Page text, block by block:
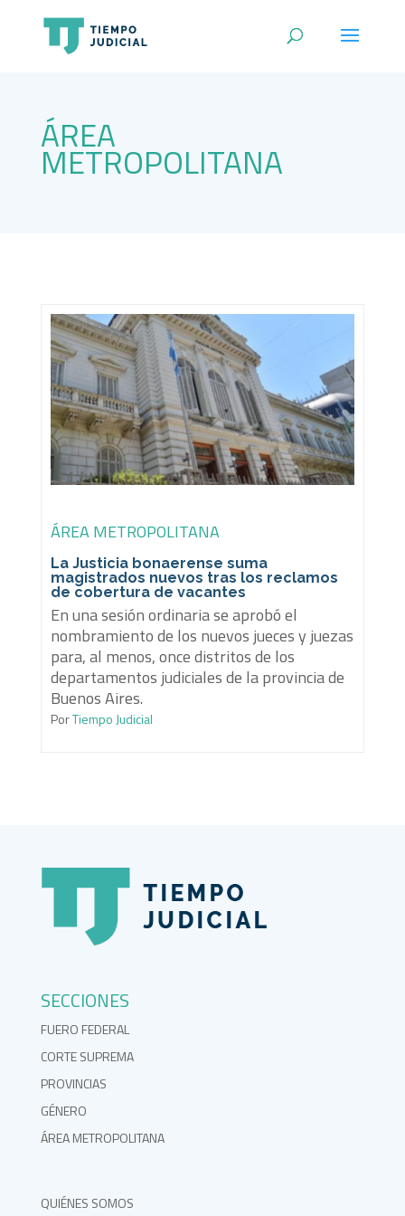
ÁREA
METROPOLITANA
ÁREA METROPOLITANA
La Justicia bonaerense suma
magistrados nuevos tras los reclamos
de cobertura de vacantes
En una sesión ordinaria se aprobó el
nombramiento de los nuevos jueces y juezas
para, al menos, once distritos de los
departamentos judiciales de la provincia de
Buenos Aires.
PorTiempo Judicial
SECCIONES
FUERO FEDERAL
CORTE SUPREMA
PROVINCIAS
GÉNERO
ÁREA METROPOLITANA
QUIÉNES SOMOS